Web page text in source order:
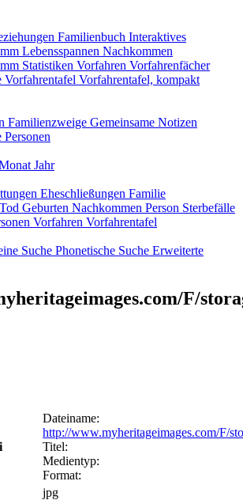
Familienbuch Interaktives
Lebensspannen Nachkommen
Statistiken Vorfahren Vorfahrenfächer
Vorfahrentafel Vorfahrentafel, kompakt
Familienzweige Gemeinsame Notizen
Personen
Jahr
Eheschließungen Familie
Geburten Nachkommen Person Sterbefälle
Vorfahren Vorfahrentafel
Suche Phonetische Suche Erweiterte
F/
Dateiname:
http://www.myheritageimages.com/F/
Titel:
Medientyp:
Format:
jpg